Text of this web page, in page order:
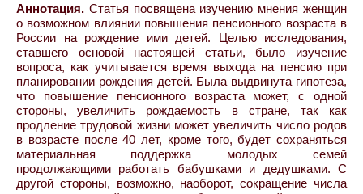
Аннотация. Статья посвящена изучению мнения женщин
о возможном влиянии повышения пенсионного возраста в
России на рождение ими детей. Целью исследования,
ставшего основой настоящей статьи, было изучение
вопроса, как учитывается время выхода на пенсию при
планировании рождения детей. Была выдвинута гипотеза,
что повышение пенсионного возраста может, с одной
стороны, увеличить рождаемость в стране, так как
продление трудовой жизни может увеличить число родов
в возрасте после 40 лет, кроме того, будет сохраняться
материальная поддержка молодых семей
продолжающими работать бабушками и дедушками. С
другой стороны, возможно, наоборот, сокращение числа